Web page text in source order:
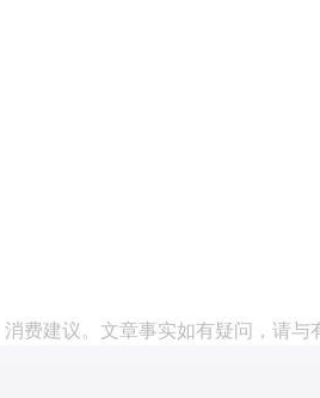
费建议。文章事实如有疑问，请